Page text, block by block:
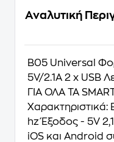
Αναλυτική
B05 Universal
5V/2.1A 2 x USB
ΓΙΑ ΟΛΑ ΤΑ
hz Έξοδος - 5V
iOS και Android